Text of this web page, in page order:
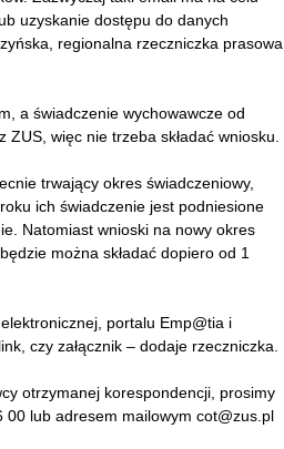
uzyskanie dostępu do danych
regionalna rzeczniczka prasowa
a świadczenie wychowawcze od
więc nie trzeba składać wniosku.
trwający okres świadczeniowy,
ich świadczenie jest podniesione
Natomiast wnioski na nowy okres
można składać dopiero od 1
portalu Emp@tia i
czy załącznik – dodaje rzeczniczka.
otrzymanej korespondencji, prosimy
lub adresem mailowym cot@zus.pl